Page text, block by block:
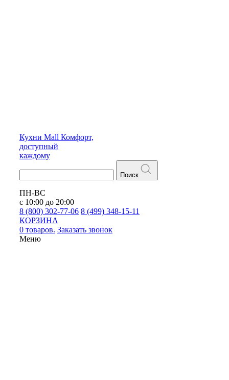
Кухни Mall Комфорт,
доступный
каждому
Поиск
ПН-ВС
с 10:00 до 20:00
8 (800) 302-77-06 8 (499) 348-15-11
КОРЗИНА
0 товаров. Заказать звонок
Меню